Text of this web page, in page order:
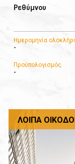
Ρεθύμνου
Ημερομηνία
-
Προϋπολογισμός
-
ΛΟΙΠΆ